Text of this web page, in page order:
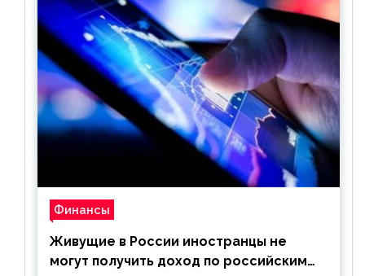
Финансы
Живущие в России иностранцы не
могут получить доход по российским